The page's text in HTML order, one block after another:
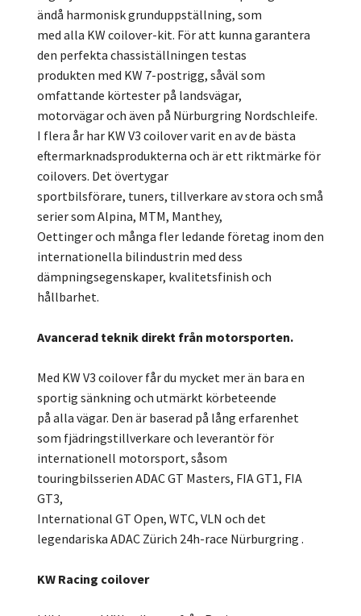
ändå harmonisk grunduppställning, som
med alla KW coilover-kit. För att kunna garantera
den perfekta chassiställningen testas
produkten med KW 7-postrigg, såväl som
omfattande körtester på landsvägar,
motorvägar och även på Nürburgring Nordschleife.
I flera år har KW V3 coilover varit en av de bästa
eftermarknadsprodukterna och är ett riktmärke för
coilovers. Det övertygar
sportbilsförare, tuners, tillverkare av stora och små
serier som Alpina, MTM, Manthey,
Oettinger och många fler ledande företag inom den
internationella bilindustrin med dess
dämpningsegenskaper, kvalitetsfinish och
hållbarhet.
Avancerad teknik direkt från motorsporten.
Med KW V3 coilover får du mycket mer än bara en
sportig sänkning och utmärkt körbeteende
på alla vägar. Den är baserad på lång erfarenhet
som fjädringstillverkare och leverantör för
internationell motorsport, såsom
touringbilsserien ADAC GT Masters, FIA GT1, FIA
GT3,
International GT Open, WTC, VLN och det
legendariska ADAC Zürich 24h-race Nürburgring .
KW Racing coilover